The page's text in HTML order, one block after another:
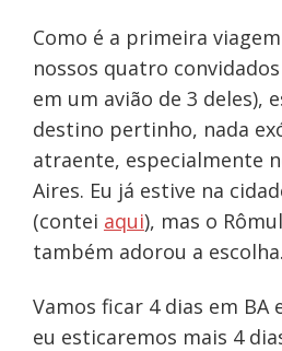
Como é a primeira
nossos quatro
em um avião de 3 deles),
destino pertinho, nada
atraente, especialmente
Aires. Eu já estive na
(contei aqui), mas o
também adorou a escolha.
Vamos ficar 4 dias em BA
eu esticaremos mais 4